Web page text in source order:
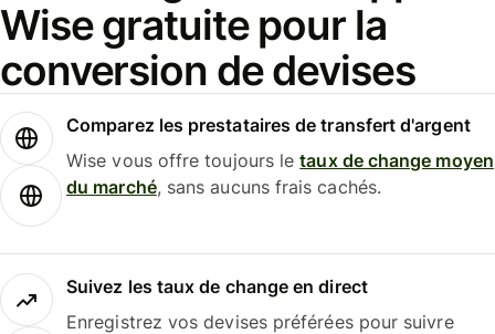
Wise gratuite pour la
conversion de devises
Comparez les prestataires de transfert d'argent
Wise vous offre toujours letaux de change moyen
du marché, sans aucuns frais cachés.
Suivez les taux de change en direct
Enregistrez vos devises préférées pour suivre